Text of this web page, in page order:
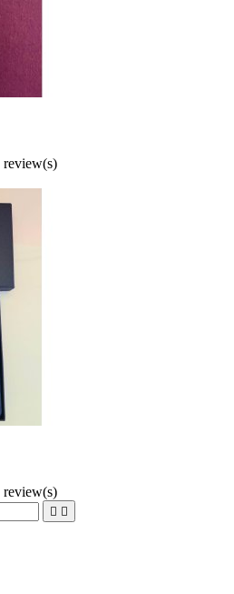
review(s)
review(s)
 